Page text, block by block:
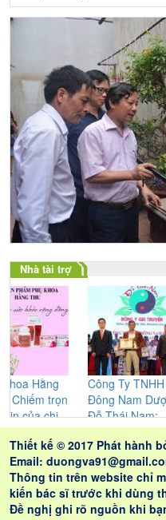
Nhà tài trợ
trọn
chị
Công Ty TNHH
Đông Nam Dược
Đỗ Thái Nam:
Không ngừng
nghiên cứu cho
ra những sản
phẩm tốt nhất
Thiết kế © 2017 Phát hành
Email:
Thông tin trên website chỉ
kiến bác sĩ trước khi dùng
Đề nghị ghi rõ nguồn khi